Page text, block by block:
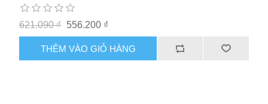
621.090 ₫ 556.200 ₫
THÊM VÀO GIỎ HÀNG